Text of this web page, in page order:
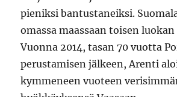
pieniksi bantustaneiksi.
omassa maassaan toisen
Vuonna 2014, tasan 70 vuotta
perustamisen jälkeen, Arenti
kymmeneen vuoteen